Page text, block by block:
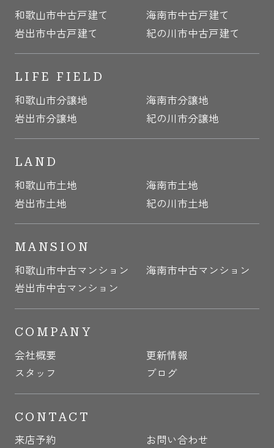
和歌山市中古戸建て
海南市中古戸建て
岩出市中古戸建て
紀の川市中古戸建て
LIFE FIELD
和歌山市分譲地
海南市分譲地
岩出市分譲地
紀の川市分譲地
LAND
和歌山市土地
海南市土地
岩出市土地
紀の川市土地
MANSION
和歌山市中古マンション
海南市中古マンション
岩出市中古マンション
COMPANY
会社概要
更新情報
スタッフ
ブログ
CONTACT
来店予約 お問い合わせ